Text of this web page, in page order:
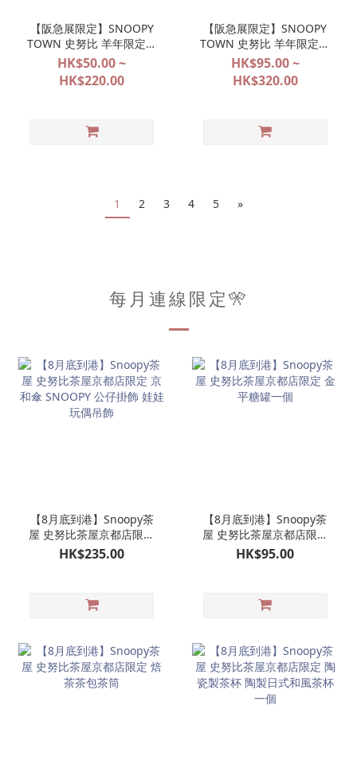
【阪急展限定】SNOOPY
TOWN 史努比 羊年限定系
列（先行預購 8月11日截
單）
HK$50.00 ~
HK$220.00
【阪急展限定】SNOOPY
TOWN 史努比 羊年限定系
列（先行預購 8月11日截
單）
HK$95.00 ~
HK$320.00
1 2 3 4 5 »
每月連線限定🎌
【8月底到港】Snoopy茶
屋 史努比茶屋京都店限定
京和傘 SNOOPY 公仔掛飾
HK$235.00
【8月底到港】Snoopy茶
屋 史努比茶屋京都店限定
金平糖罐一個
HK$95.00